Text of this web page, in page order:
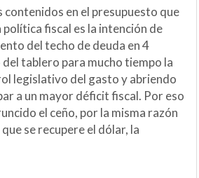
contenidos en el presupuesto que
fiscal es la intención de
del techo de deuda en 4
tablero para mucho tiempo la
legislativo del gasto y abriendo
a un mayor déficit fiscal. Por eso
el ceño, por la misma razón
se recupere el dólar, la